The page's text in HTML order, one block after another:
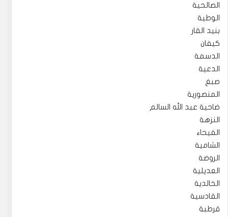
الصالحية
الوطية
بنيد القار
كيفان
الدسمة
الدعية
صبغ
المنصورية
ضاحية عبد الله السالم
النزهة
الفيحاء
الشامية
الروضة
العديلية
الخالدية
القادسية
قرطبة